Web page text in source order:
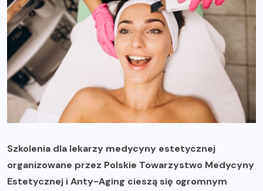
Szkolenia dla lekarzy medycyny estetycznej
organizowane przez Polskie Towarzystwo Medycyny
Estetycznej i Anty-Aging cieszą się ogromnym